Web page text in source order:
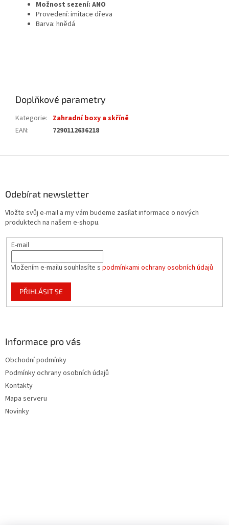
Možnost sezení: ANO
Provedení: imitace dřeva
Barva: hnědá
Doplňkové parametry
Kategorie: Zahradní boxy a skříně
EAN: 7290112636218
Odebírat newsletter
Vložte svůj e-mail a my vám budeme zasílat informace o nových
produktech na našem e-shopu.
E-mail
Vložením e-mailu souhlasíte s podmínkami ochrany osobních údajů
PŘIHLÁSIT SE
Informace pro vás
Obchodní podmínky
Podmínky ochrany osobních údajů
Kontakty
Mapa serveru
Novinky